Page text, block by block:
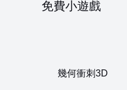
幾何衝刺3D